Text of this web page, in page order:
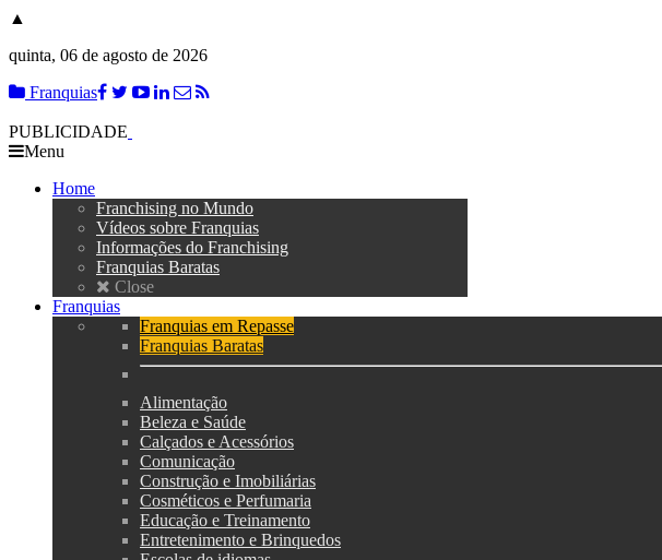
▲
quinta, 06 de agosto de 2026
Franquias
PUBLICIDADE
Menu
Home
Franchising no Mundo
Vídeos sobre Franquias
Informações do Franchising
Franquias Baratas
Close
Franquias
Franquias em Repasse
Franquias Baratas
Alimentação
Beleza e Saúde
Calçados e Acessórios
Comunicação
Construção e Imobiliárias
Cosméticos e Perfumaria
Educação e Treinamento
Entretenimento e Brinquedos